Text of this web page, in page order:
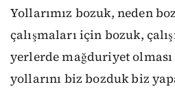
Yollarımız bozuk, neden
çalışmaları için bozuk,
yerlerde mağduriyet
yollarını biz bozduk biz